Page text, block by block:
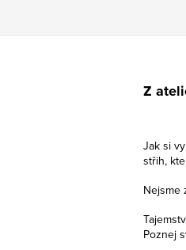
Z
Jak si
střih,
Nejsme
Poznej